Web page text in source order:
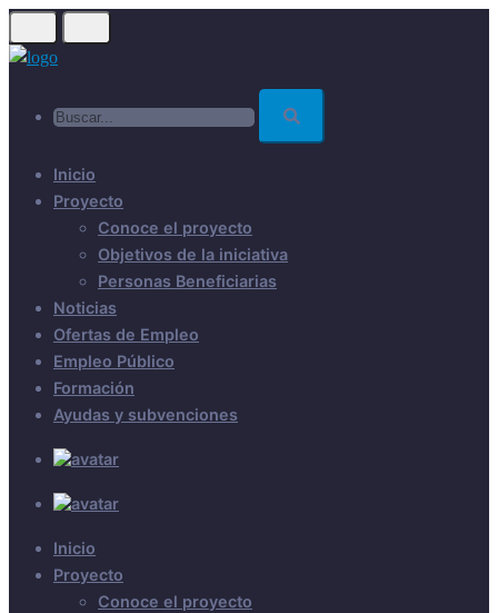
Skip
to
Inicio
Proyecto
Conoce el proyecto
Objetivos de la iniciativa
Personas Beneficiarias
Noticias
Ofertas de Empleo
Empleo Público
Formación
Ayudas y subvenciones
Inicio
Proyecto
Conoce el proyecto